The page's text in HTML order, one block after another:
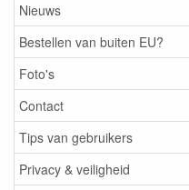
Nieuws
Bestellen van buiten EU?
Foto's
Contact
Tips van gebruikers
Privacy & veiligheid